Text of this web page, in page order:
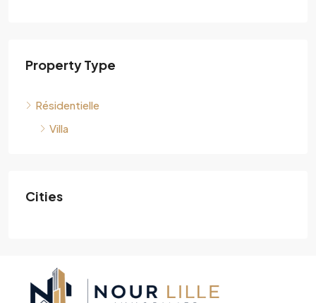
Property Type
Résidentielle
Villa
Cities